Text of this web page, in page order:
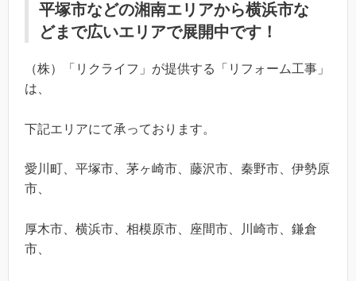
平塚市などの湘南エリアから横浜市な
どまで広いエリアで展開中です！
（株）「リクライフ」が提供する「リフォーム工事」
は、
下記エリアにて承っております。
愛川町、平塚市、茅ヶ崎市、藤沢市、秦野市、伊勢原
市、
厚木市、横浜市、相模原市、座間市、川崎市、鎌倉
市、